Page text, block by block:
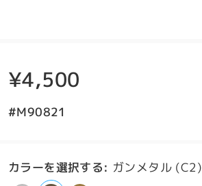
¥4,500
#M90821
カラーを選択する: ガンメタル (C2)